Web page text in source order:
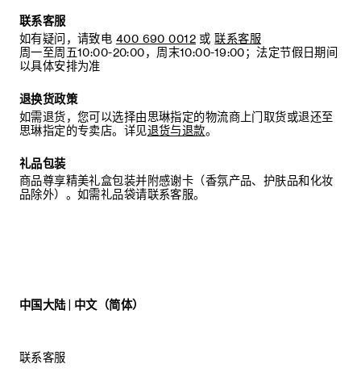
联系客服
如有疑问，请致电 400 690 0012 或 联系客服
周一至周五10:00-20:00，周末10:00-19:00；法定节假日期间
以具体安排为准
退换货政策
如需退货，您可以选择由思琳指定的物流商上门取货或退还至
思琳指定的专卖店。详见退货与退款。
礼品包装
商品尊享精美礼盒包装并附感谢卡（香氛产品、护肤品和化妆
品除外）。如需礼品袋请联系客服。
中国大陆 | 中文（简体）
联系客服